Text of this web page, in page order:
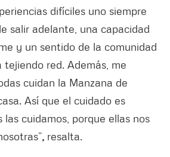
difíciles uno siempre
salir adelante, una capacidad
y un sentido de la comunidad
red. Además, me
cuidan la Manzana de
Así que el cuidado es
las cuidamos, porque ellas nos
, resalta.